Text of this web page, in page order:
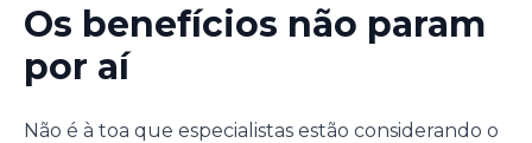
Os benefícios não param
por aí
Não é à toa que especialistas estão considerando o